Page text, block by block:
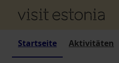
Startseite Aktivitäten